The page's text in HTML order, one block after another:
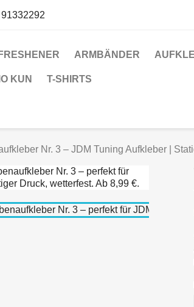
ARMBÄNDER
KUN T-SHIRTS
Nr. 3 – JDM Tuning Aufkleber |